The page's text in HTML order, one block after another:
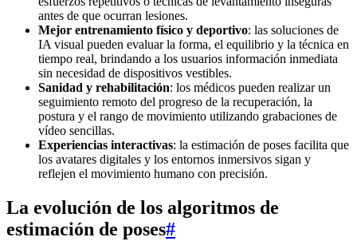
antes de que ocurran lesiones.
Mejor entrenamiento físico y deportivo: las soluciones de
IA visual pueden evaluar la forma, el equilibrio y la técnica en
tiempo real, brindando a los usuarios información inmediata
sin necesidad de dispositivos vestibles.
Sanidad y rehabilitación: los médicos pueden realizar un
seguimiento remoto del progreso de la recuperación, la
postura y el rango de movimiento utilizando grabaciones de
vídeo sencillas.
Experiencias interactivas: la estimación de poses facilita que
los avatares digitales y los entornos inmersivos sigan y
reflejen el movimiento humano con precisión.
La evolución de los algoritmos de
estimación de poses#